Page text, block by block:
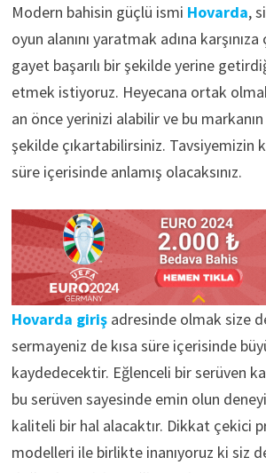
Modern bahisin güçlü ismi Hovarda,
oyun alanını yaratmak adına karşınıza
gayet başarılı bir şekilde yerine
etmek istiyoruz. Heyecana ortak
an önce yerinizi alabilir ve bu markanın
şekilde çıkartabilirsiniz. Tavsiyemizin
süre içerisinde anlamış olacaksınız.
Hovarda girişadresinde olmak size
sermayeniz de kısa süre içerisinde
kaydedecektir. Eğlenceli bir serüven
bu serüven sayesinde emin olun
kaliteli bir hal alacaktır. Dikkat çekici
modelleri ile birlikte inanıyoruz ki siz